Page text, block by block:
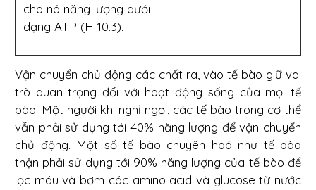
cho nó năng lượng dưới
dạng ATP (H 10.3).
Vận chuyển chủ động các chất ra, vào tế bào giữ vai
trò quan trọng đối với hoạt động sống của mọi tế
bào. Một người khi nghỉ ngơi, các tế bào trong cơ thể
vẫn phải sử dụng tới 40% năng lượng để vận chuyển
chủ động. Một số tế bào chuyên hoá như tế bào
thận phải sử dụng tới 90% năng lượng của tế bào để
lọc máu và bơm các amino acid và glucose từ nước